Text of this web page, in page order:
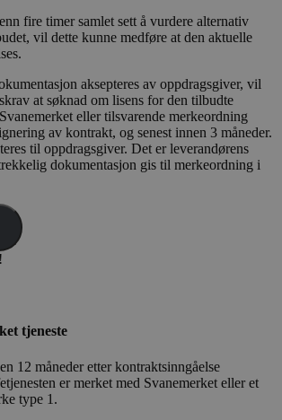
fire timer samlet sett å vurdere alternativ
vil dette kunne medføre at den aktuelle
aksepteres av oppdragsgiver, vil
at søknad om lisens for den tilbudte
eller tilsvarende merkeordning
av kontrakt, og senest innen 3 måneder.
til oppdragsgiver. Det er leverandørens
dokumentasjon gis til merkeordning i
tjeneste
12 måneder etter kontraktsinngåelse
er merket med Svanemerket eller et
type 1.